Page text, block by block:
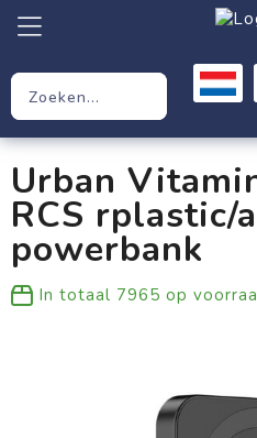
Werkkleding
Kleding
Urban
RCS rplastic/
powerbank
In totaal 7965 op